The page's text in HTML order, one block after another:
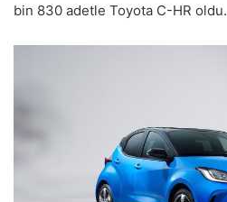
bin 830 adetle Toyota C-HR oldu.